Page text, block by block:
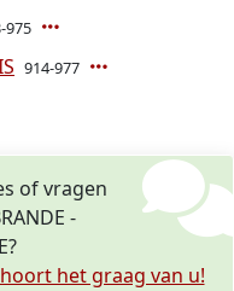
975
914-977
of vragen
-
het graag van u!